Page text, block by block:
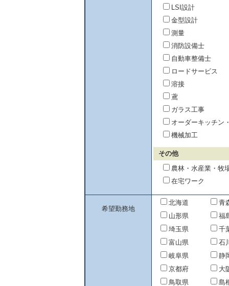
LSI設計
金型設計
測量
消防設備士
自動車整備士
ロードサービス
溶接
鳶
ガラス工事
オーダーキッチン
機械加工
その他
農林・水産業・牧
在宅ワーク
希望勤務地
北海道
青
山形県
福
埼玉県
千
富山県
石
岐阜県
静
京都府
大
鳥取県
島